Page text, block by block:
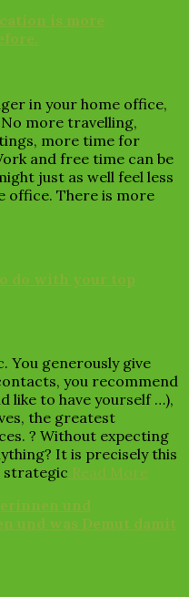
is more
in your home office,
more travelling,
more time for
and free time can be
just as well feel less
office. There is more
do with your top
You generously give
you recommend
like to have yourself …),
the greatest
? Without expecting
It is precisely this
strategic Read More
und
und was Demut damit